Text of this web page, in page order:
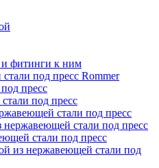
фитинги к ним
под пресс Rommer
пресс
под пресс
стали под пресс
нержавеющей стали под пресс
стали под пресс
из нержавеющей стали под